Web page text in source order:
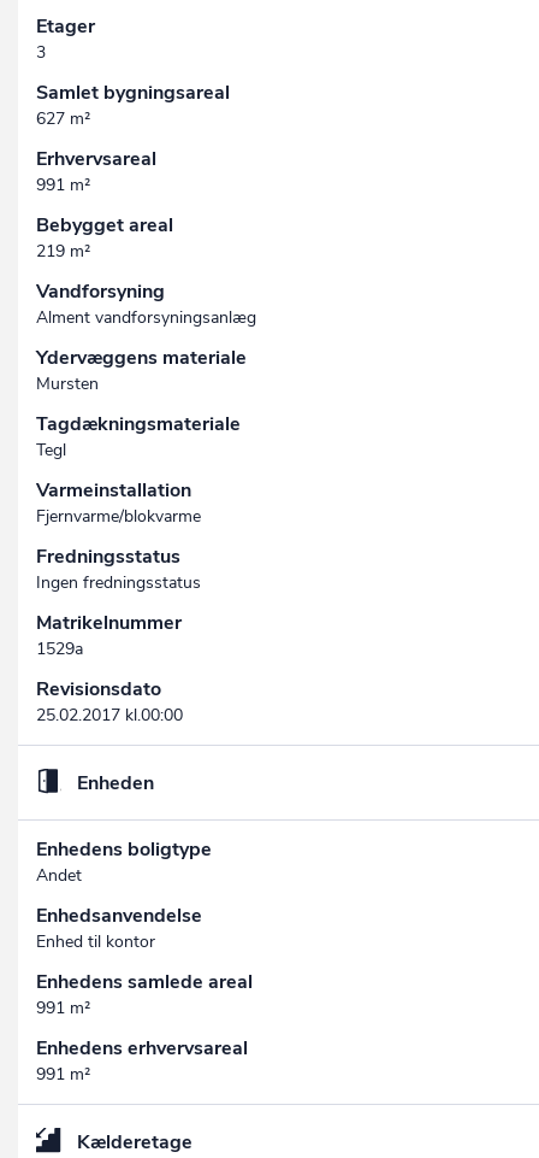
Etager
3
Samlet bygningsareal
627 m²
Erhvervsareal
991 m²
Bebygget areal
219 m²
Vandforsyning
Alment vandforsyningsanlæg
Ydervæggens materiale
Mursten
Tagdækningsmateriale
Tegl
Varmeinstallation
Fjernvarme/blokvarme
Fredningsstatus
Ingen fredningsstatus
Matrikelnummer
1529a
Revisionsdato
25.02.2017 kl.00:00
Enheden
Enhedens boligtype
Andet
Enhedsanvendelse
Enhed til kontor
Enhedens samlede areal
991 m²
Enhedens erhvervsareal
991 m²
Kælderetage